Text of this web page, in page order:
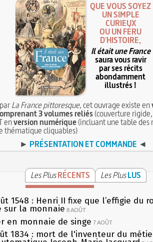
QUE VOUS SOYEZ
UN SIMPLE
CURIEUX
OU UN FÉRU
D'HISTOIRE,
Il était une France
saura vous ravir
par ses récits
abondamment
illustrés !
La France pittoresque, cet ouvrage existe en
3 volumes reliés(couverture
enversion numérique(incluant une table des
thématique cliquables)
► PRÉSENTATION ET COMMANDE ◄
Les PlusRÉCENTS Les PlusLUS
1548 : Henri II fixe que l’effigie du
sur la monnaie 8 AOÛT
en monnaie de singe 7 AOÛT
1834 : mort de l'inventeur du